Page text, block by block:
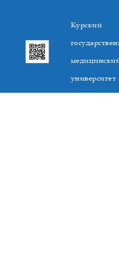
Курский
университет